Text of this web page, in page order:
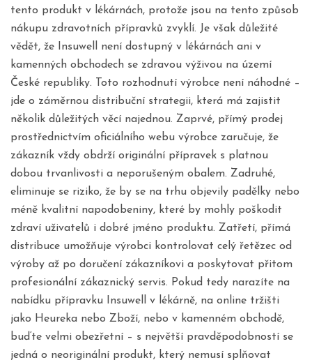
tento produkt v lékárnách, protože jsou na tento způsob
nákupu zdravotních přípravků zvyklí. Je však důležité
vědět, že Insuwell není dostupný v lékárnách ani v
kamenných obchodech se zdravou výživou na území
České republiky. Toto rozhodnutí výrobce není náhodné –
jde o záměrnou distribuční strategii, která má zajistit
několik důležitých věcí najednou. Zaprvé, přímý prodej
prostřednictvím oficiálního webu výrobce zaručuje, že
zákazník vždy obdrží originální přípravek s platnou
dobou trvanlivosti a neporušeným obalem. Zadruhé,
eliminuje se riziko, že by se na trhu objevily padělky nebo
méně kvalitní napodobeniny, které by mohly poškodit
zdraví uživatelů i dobré jméno produktu. Zatřetí, přímá
distribuce umožňuje výrobci kontrolovat celý řetězec od
výroby až po doručení zákazníkovi a poskytovat přitom
profesionální zákaznický servis. Pokud tedy narazíte na
nabídku přípravku Insuwell v lékárně, na online tržišti
jako Heureka nebo Zboží, nebo v kamenném obchodě,
buďte velmi obezřetní – s největší pravděpodobností se
jedná o neoriginální produkt, který nemusí splňovat